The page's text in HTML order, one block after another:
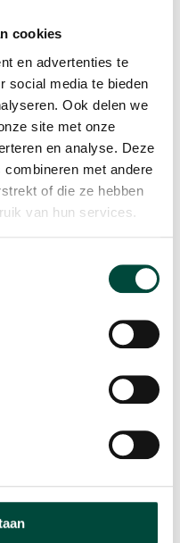
cookies
en advertenties te
social media te bieden
Ook delen we
site met onze
en analyse. Deze
met andere
of die ze hebben
van hun services.
dan de video
-01:57
mezelf